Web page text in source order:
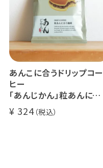
あんこに合うドリップコー
ヒー
「あんじかん」粒あんに合う
珈琲 1杯分
324